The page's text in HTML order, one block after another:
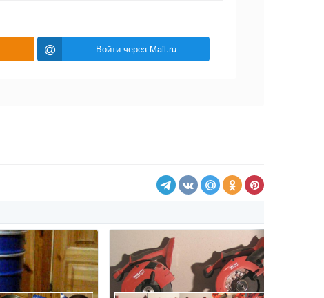
Войти через Mail.ru